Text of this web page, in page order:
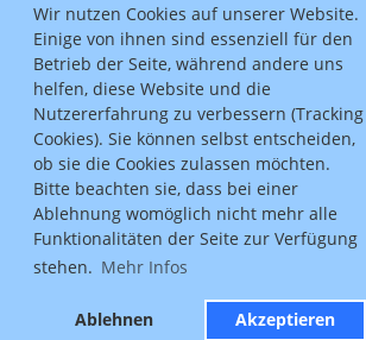
Wir nutzen Cookies auf unserer Website.
Einige von ihnen sind essenziell für den
Betrieb der Seite, während andere uns
helfen, diese Website und die
Nutzererfahrung zu verbessern (Tracking
Cookies). Sie können selbst entscheiden,
ob sie die Cookies zulassen möchten.
Bitte beachten sie, dass bei einer
Ablehnung womöglich nicht mehr alle
Funktionalitäten der Seite zur Verfügung
stehen. Mehr Infos
Ablehnen Akzeptieren